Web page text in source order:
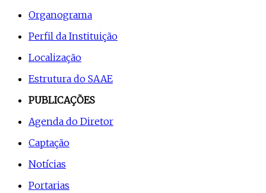
Organograma
Perfil da Instituição
Localização
Estrutura do SAAE
PUBLICAÇÕES
Agenda do Diretor
Captação
Notícias
Portarias